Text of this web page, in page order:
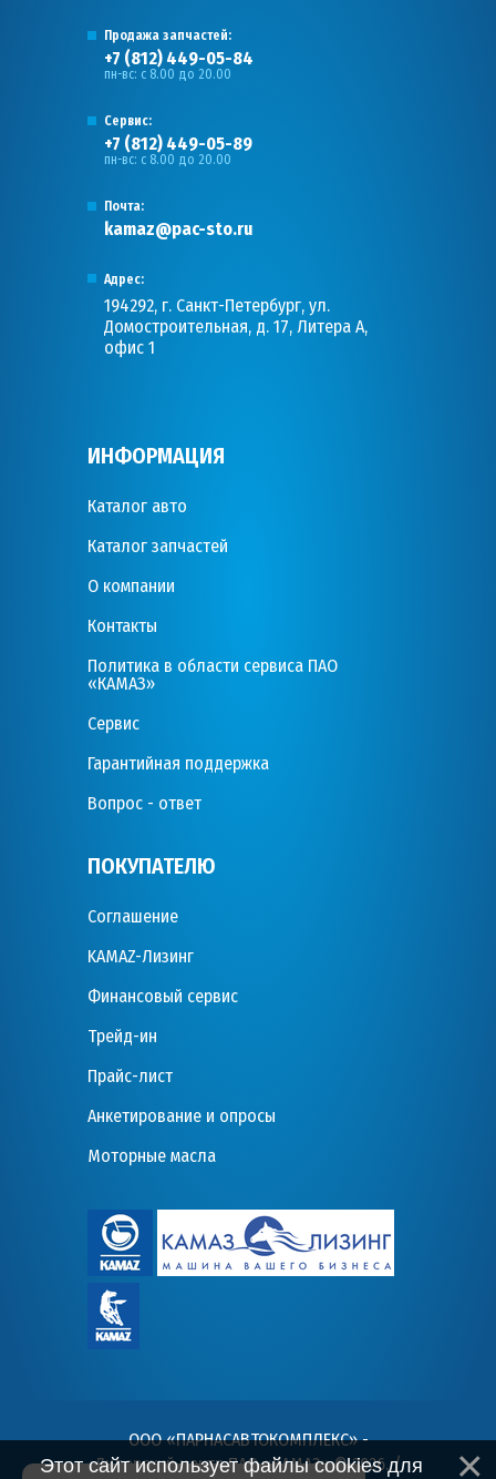
Продажа запчастей:
+7 (812) 449-05-84
пн-вс: с 8.00 до 20.00
Сервис:
+7 (812) 449-05-89
пн-вс: с 8.00 до 20.00
Почта:
kamaz@pac-sto.ru
Адрес:
194292, г. Санкт-Петербург, ул.
Домостроительная, д. 17, Литера А,
офис 1
ИНФОРМАЦИЯ
Каталог авто
Каталог запчастей
О компании
Контакты
Политика в области сервиса ПАО
«КАМАЗ»
Сервис
Гарантийная поддержка
Вопрос - ответ
ПОКУПАТЕЛЮ
Соглашение
KAMAZ-Лизинг
Финансовый сервис
Трейд-ин
Прайс-лист
Анкетирование и опросы
Моторные масла
ООО «ПАРНАСАВТОКОМПЛЕКС» -
Дилерский центр ПАО «КАМАЗ» © 2026. /
Этот сайт использует файлы cookies для